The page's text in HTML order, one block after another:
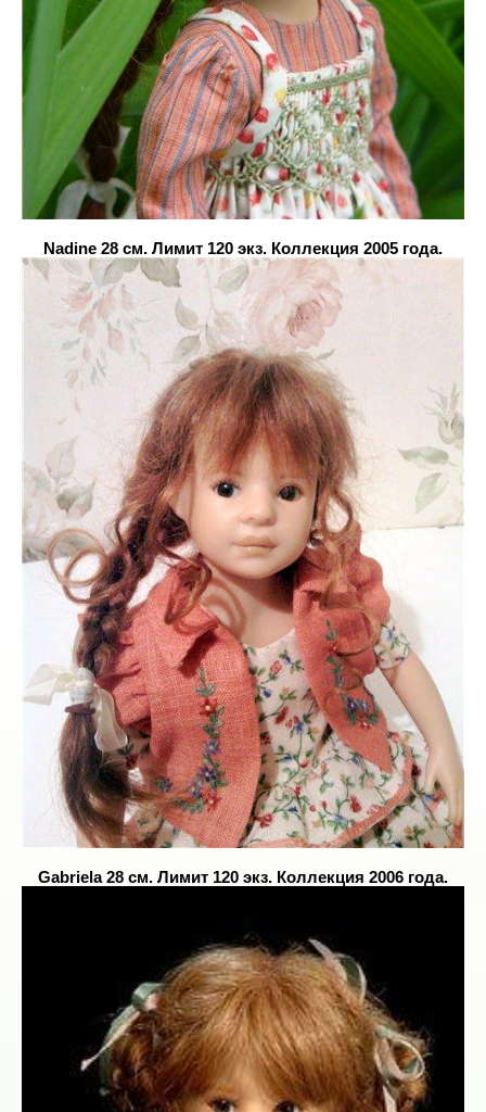
Nadine 28 см. Лимит 120 экз. Коллекция 2005 года.
Gabriela 28 см. Лимит 120 экз. Коллекция 2006 года.